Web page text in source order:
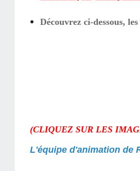
Découvrez ci-dessous,
(CLIQUEZ SUR LES
L'équipe d'animation de